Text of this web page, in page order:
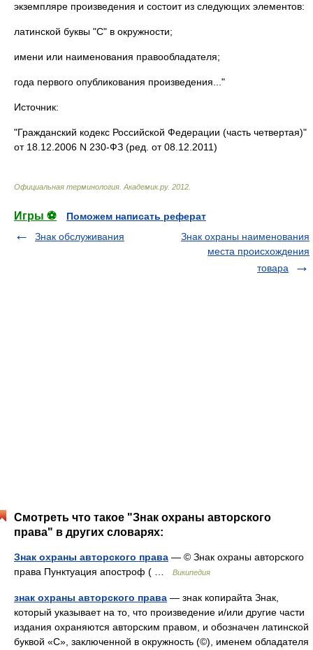
экземпляре произведения и состоит из следующих элементов:
латинской буквы "C" в окружности;
имени или наименования правообладателя;
года первого опубликования произведения..."
Источник:
"Гражданский кодекс Российской Федерации (часть четвертая)"
от 18.12.2006 N 230-ФЗ (ред. от 08.12.2011)
Официальная терминология Академик.ру. 2012
Игры ⚽
Поможем написать реферат
Знак обслуживания
Знак охраны наименования
места происхождения
товара
Смотреть что такое "Знак охраны авторского
права" в других словарях:
Знак охраны авторского права — © Знак охраны авторского
права Пунктуация апостроф ( …
Википедия
знак охраны авторского права — знак копирайта Знак,
который указывает на то, что произведение и/или другие части
издания охраняются авторским правом, и обозначен латинской
буквой «С», заключенной в окружность (©), именем обладателя